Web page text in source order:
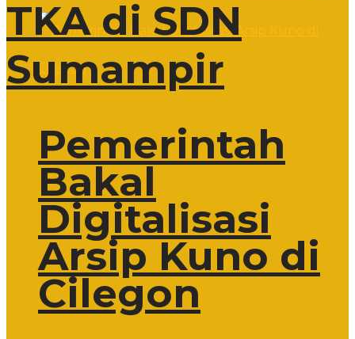
Pemerintah
Bakal
Digitalisasi
Arsip Kuno di
Cilegon
TKA di SDN
Sumampir